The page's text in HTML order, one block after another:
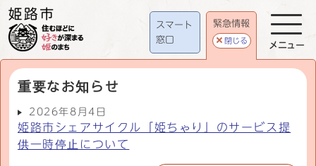
スマート
窓口
緊急情報
閉じる
重要なお知らせ
2026年8月4日
姫路市シェアサイクル「姫ちゃり」のサービス提
供一時停止について
メニュー